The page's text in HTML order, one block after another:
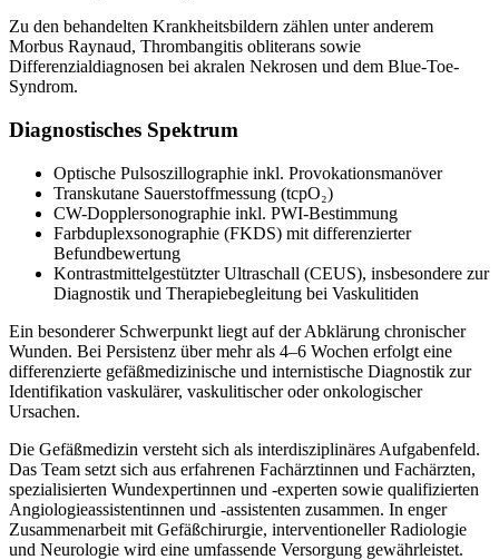
Zu den behandelten Krankheitsbildern zählen unter anderem
Morbus Raynaud, Thrombangitis obliterans sowie
Differenzialdiagnosen bei akralen Nekrosen und dem Blue-Toe-
Syndrom.
Diagnostisches Spektrum
Optische Pulsoszillographie inkl. Provokationsmanöver
Transkutane Sauerstoffmessung (tcpO₂)
CW-Dopplersonographie inkl. PWI-Bestimmung
Farbduplexsonographie (FKDS) mit differenzierter
Befundbewertung
Kontrastmittelgestützter Ultraschall (CEUS), insbesondere zur
Diagnostik und Therapiebegleitung bei Vaskulitiden
Ein besonderer Schwerpunkt liegt auf der Abklärung chronischer
Wunden. Bei Persistenz über mehr als 4–6 Wochen erfolgt eine
differenzierte gefäßmedizinische und internistische Diagnostik zur
Identifikation vaskulärer, vaskulitischer oder onkologischer
Ursachen.
Die Gefäßmedizin versteht sich als interdisziplinäres Aufgabenfeld.
Das Team setzt sich aus erfahrenen Fachärztinnen und Fachärzten,
spezialisierten Wundexpertinnen und -experten sowie qualifizierten
Angiologieassistentinnen und -assistenten zusammen. In enger
Zusammenarbeit mit Gefäßchirurgie, interventioneller Radiologie
und Neurologie wird eine umfassende Versorgung gewährleistet.